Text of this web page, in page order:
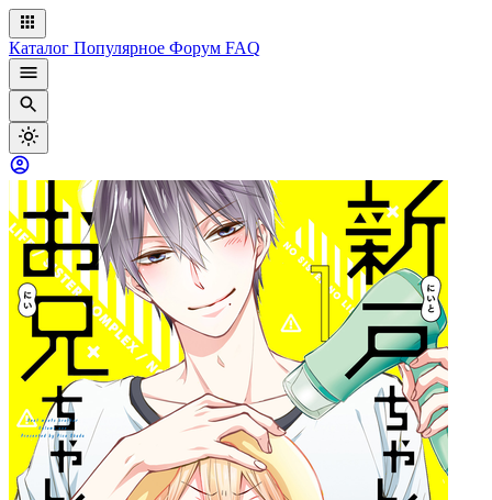
Каталог Популярное Форум FAQ